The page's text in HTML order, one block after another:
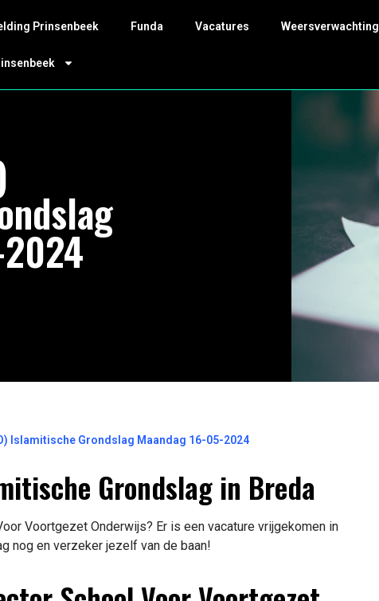
Prinsenbeek Funda Vacatures Weersverwachting
Islamitische Grondslag Maandag 16-05-2024
Grondslag in Breda
Voortgezet Onderwijs? Er is een vacature vrijgekomen in
nog en verzeker jezelf van de baan!